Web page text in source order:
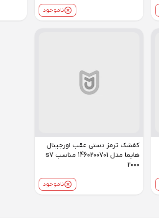
ناموجود
کفشک ترمز دستی عقب اورجینال
هایما مدل 1460200701 مناسب s7
2000
ناموجود